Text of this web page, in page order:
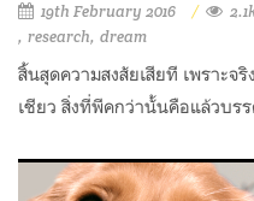
19th February 2016
research dream
สิ้นสุดความสงสัยเสียที เพราะ
เชียว สิ่งที่พีคกว่านั้นคือแล้วบร